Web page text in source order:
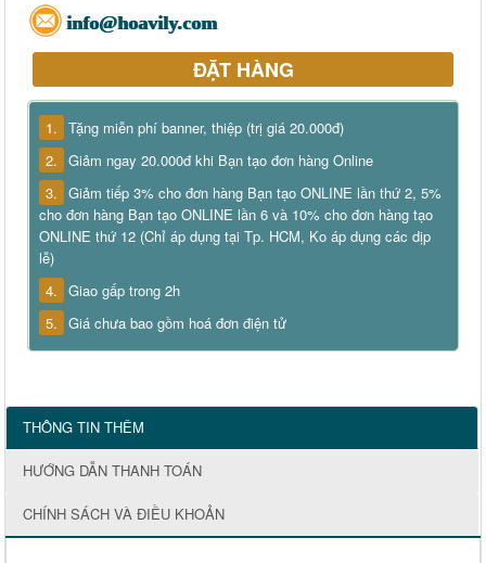
info@hoavily.com
ĐẶT HÀNG
1. Tặng miễn phí banner, thiệp (trị giá 20.000đ)
2. Giảm ngay 20.000đ khi Bạn tạo đơn hàng Online
3. Giảm tiếp 3% cho đơn hàng Bạn tạo ONLINE lần thứ 2, 5%
cho đơn hàng Bạn tạo ONLINE lần 6 và 10% cho đơn hàng tạo
ONLINE thứ 12 (Chỉ áp dụng tại Tp. HCM, Ko áp dụng các dịp
lễ)
4. Giao gấp trong 2h
5. Giá chưa bao gồm hoá đơn điện tử
THÔNG TIN THÊM
HƯỚNG DẪN THANH TOÁN
CHÍNH SÁCH VÀ ĐIỀU KHOẢN